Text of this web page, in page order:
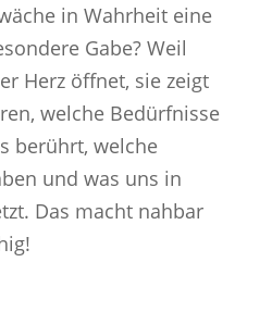
in Wahrheit eine
Gabe? Weil
Herz öffnet, sie zeigt
welche Bedürfnisse
berührt, welche
und was uns in
Das macht nahbar